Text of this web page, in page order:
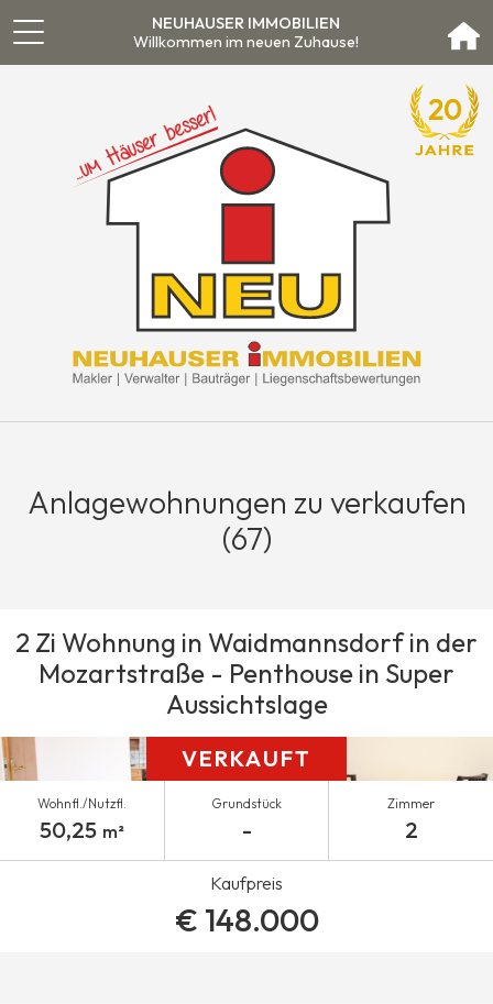
NEUHAUSER IMMOBILIEN
Willkommen im neuen Zuhause!
Anlagewohnungen zu verkaufen
(67)
2 Zi Wohnung in Waidmannsdorf in der
Mozartstraße - Penthouse in Super
Aussichtslage
VERKAUFT
Wohnfl./Nutzfl.
50,25 m²
Grundstück
-
Zimmer
2
Kaufpreis
€ 148.000